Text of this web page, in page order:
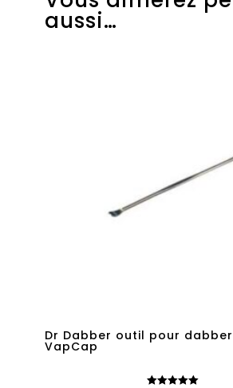
aussi…
Dr Dabber outil pour
VapCap